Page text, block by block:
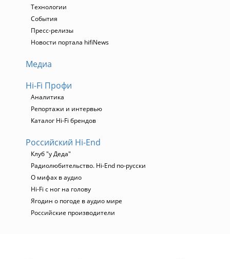
Технологии
События
Пресс-релизы
Новости портала hifiNews
Медиа
Hi-Fi Профи
Аналитика
Репортажи и интервью
Каталог Hi-Fi брендов
Российский Hi-End
Клуб "у Деда"
Радиолюбительство. Hi-End по-русски
О мифах в аудио
Hi-Fi с ног на голову
Ягодин о погоде в аудио мире
Российские производители